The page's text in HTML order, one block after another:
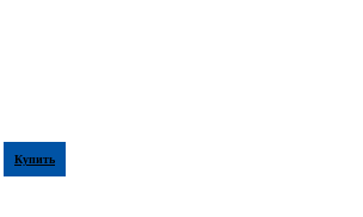
Купить